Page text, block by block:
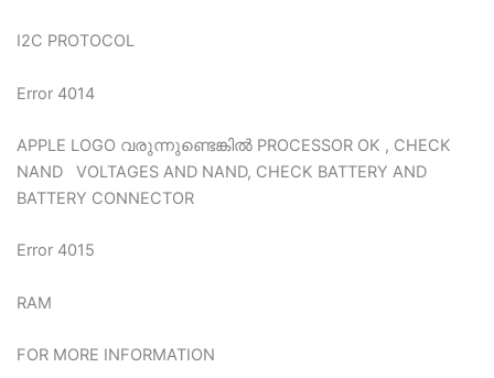
I2C PROTOCOL
Error 4014
APPLE LOGO വരുന്നുണ്ടെങ്കില്‍ PROCESSOR OK , CHECK
NAND VOLTAGES AND NAND, CHECK BATTERY AND
BATTERY CONNECTOR
Error 4015
RAM
FOR MORE INFORMATION